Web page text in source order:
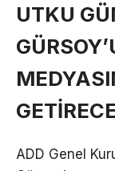
UTKU
ADD Genel